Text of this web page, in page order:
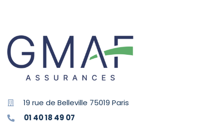
19 rue de Belleville 75019 Paris
01 40 18 49 07